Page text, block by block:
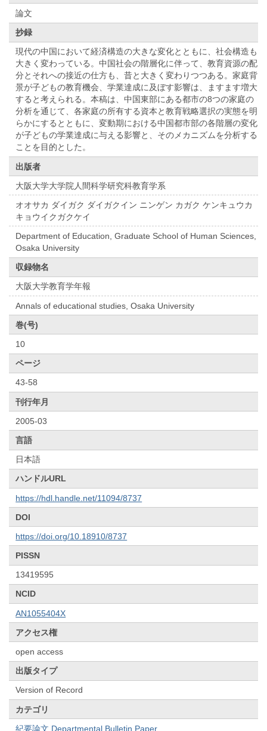
論文
抄録
現代の中国において経済構造の大きな変化とともに、社会構造も
大きく変わっている。中国社会の階層化に伴って、教育資源の配
分とそれへの接近の仕方も、昔と大きく変わりつつある。家庭背
景が子どもの教育機会、学業達成に及ぼす影響は、ますます増大
すると考えられる。本稿は、中国東部にある都市の8つの家庭の
分析を通じて、各家庭の所有する資本と教育戦略選択の実態を明
らかにするとともに、変動期における中国都市部の各階層の変化
が子どもの学業達成に与える影響と、そのメカニズムを分析する
ことを目的とした。
出版者
大阪大学大学院人間科学研究科教育学系
オオサカ ダイガク ダイガクイン ニンゲン カガク ケンキュウカ
キョウイクガクケイ
Department of Education, Graduate School of Human Sciences,
Osaka University
収録物名
大阪大学教育学年報
Annals of educational studies, Osaka University
巻(号)
10
ページ
43-58
刊行年月
2005-03
言語
日本語
ハンドルURL
https://hdl.handle.net/11094/8737
DOI
https://doi.org/10.18910/8737
PISSN
13419595
NCID
AN1055404X
アクセス権
open access
出版タイプ
Version of Record
カテゴリ
紀要論文 Departmental Bulletin Paper